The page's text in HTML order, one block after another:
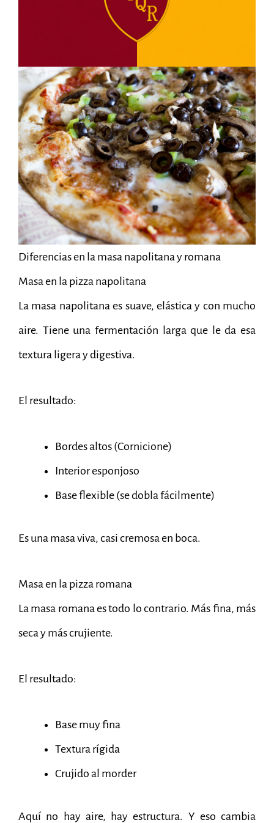
Diferencias en la masa napolitana y romana
Masa en la pizza napolitana
La masa napolitana es suave, elástica y con mucho
aire. Tiene una fermentación larga que le da esa
textura ligera y digestiva.
El resultado:
Bordes altos (Cornicione)
Interior esponjoso
Base flexible (se dobla fácilmente)
Es una masa viva, casi cremosa en boca.
Masa en la pizza romana
La masa romana es todo lo contrario. Más fina, más
seca y más crujiente.
El resultado:
Base muy fina
Textura rígida
Crujido al morder
Aquí no hay aire, hay estructura. Y eso cambia